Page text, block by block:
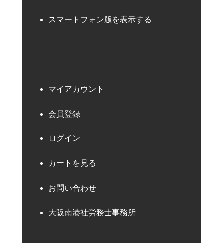
スマートフォン版を表示する
マイアカウント
会員登録
ログイン
カートを見る
お問い合わせ
大阪南港社労務士事務所